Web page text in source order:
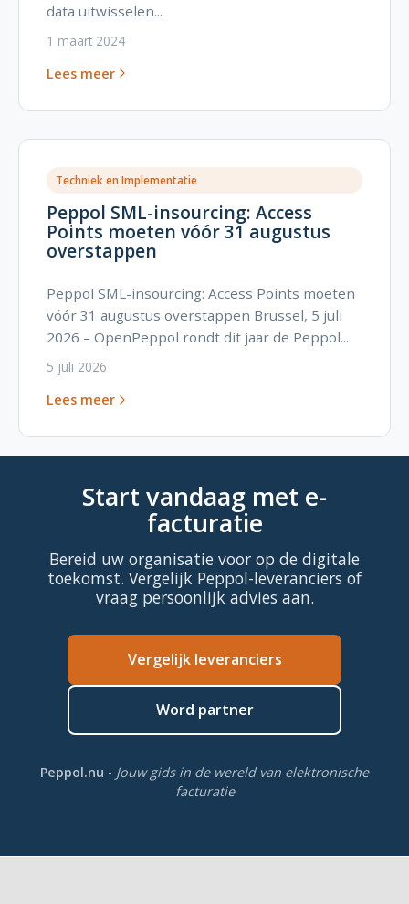
data uitwisselen...
1 maart 2024
Lees meer
Techniek en Implementatie
Peppol SML-insourcing: Access
Points moeten vóór 31 augustus
overstappen
Peppol SML-insourcing: Access Points moeten
vóór 31 augustus overstappen Brussel, 5 juli
2026 – OpenPeppol rondt dit jaar de Peppol...
5 juli 2026
Lees meer
Start vandaag met e-
facturatie
Bereid uw organisatie voor op de digitale
toekomst. Vergelijk Peppol-leveranciers of
vraag persoonlijk advies aan.
Vergelijk leveranciers
Word partner
Peppol.nu - Jouw gids in de wereld van elektronische
facturatie